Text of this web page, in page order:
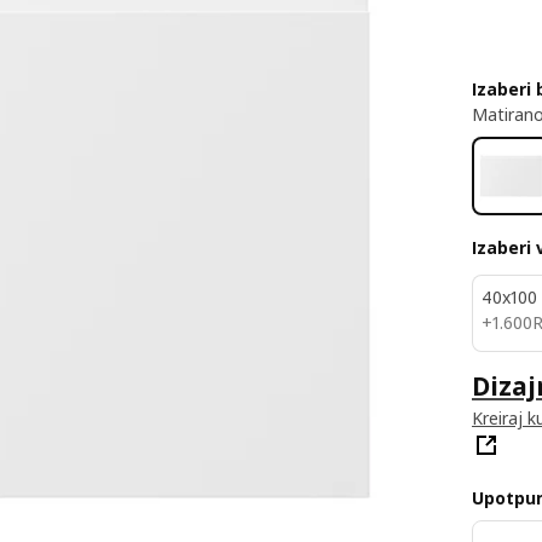
Izaberi
Izaberi
+1.600
Kreiraj